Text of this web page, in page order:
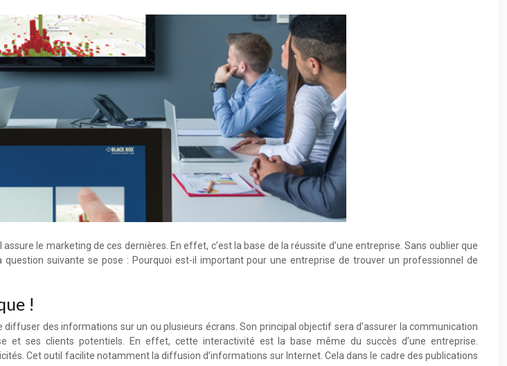
le marketing de ces dernières. En effet, c’est la base de la réussite d’une entreprise. Sans oublier que
suivante se pose : Pourquoi est-il important pour une entreprise de trouver un professionnel de
!
des informations sur un ou plusieurs écrans. Son principal objectif sera d’assurer la communication
et ses clients potentiels. En effet, cette interactivité est la base même du succès d’une entreprise.
Cet outil facilite notamment la diffusion d’informations sur Internet. Cela dans le cadre des publications